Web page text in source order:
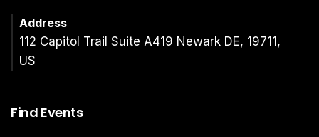
Address
112 Capitol Trail Suite A419 Newark DE, 19711,
US
Find Events